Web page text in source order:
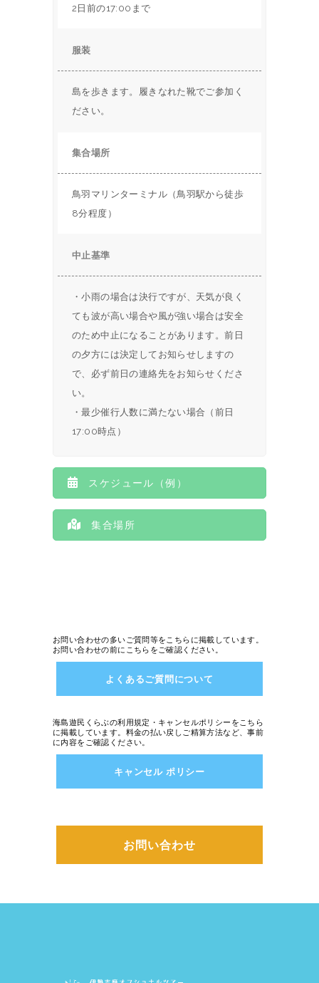
2日前の17:00まで
服装
島を歩きます。履きなれた靴でご参加く
ださい。
集合場所
鳥羽マリンターミナル（鳥羽駅から徒歩
8分程度）
中止基準
・小雨の場合は決行ですが、天気が良く
ても波が高い場合や風が強い場合は安全
のため中止になることがあります。前日
の夕方には決定してお知らせしますの
で、必ず前日の連絡先をお知らせくださ
い。
・最少催行人数に満たない場合（前日
17:00時点）
スケジュール（例）
集合場所
お問い合わせの多いご質問等をこちらに掲載しています。
お問い合わせの前にこちらをご確認ください。
よくあるご質問について
海島遊民くらぶの利用規定・キャンセルポリシーをこちら
に掲載しています。料金の払い戻しご精算方法など、事前
に内容をご確認ください。
キャンセル ポリシー
お問い合わせ